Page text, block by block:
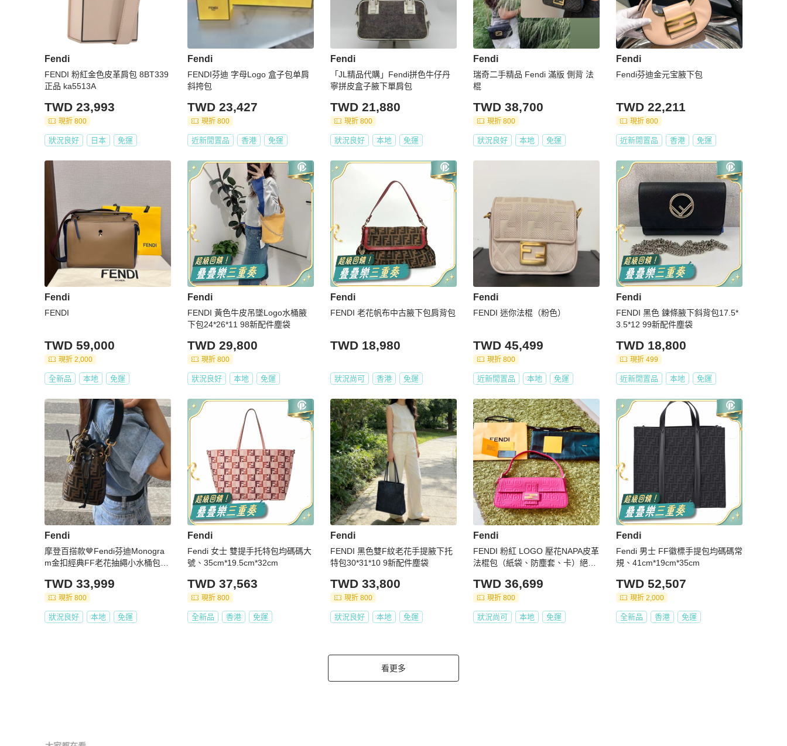
Fendi
FENDI 粉紅金色皮革肩包 8BT339
正品 ka5513A
TWD 23,993
現折 800
狀況良好 日本 免運
Fendi
FENDI芬迪 字母Logo 盒子包单肩
斜挎包
TWD 23,427
現折 800
近新閒置品 香港 免運
Fendi
「JL精品代購」Fendi拼色牛仔丹
寧拼皮盒子腋下單肩包
TWD 21,880
現折 800
狀況良好 本地 免運
Fendi
瑞奇二手精品 Fendi 滿版 側背 法
棍
TWD 38,700
現折 800
狀況良好 本地 免運
Fendi
Fendi芬迪金元宝腋下包
TWD 22,211
現折 800
近新閒置品 香港 免運
Fendi
FENDI
TWD 59,000
現折 2,000
全新品 本地 免運
Fendi
FENDI 黃色牛皮吊墜Logo水桶腋
下包24*26*11 98新配件塵袋
TWD 29,800
現折 800
狀況良好 本地 免運
Fendi
FENDI 老花帆布中古腋下包肩背包
TWD 18,980
狀況尚可 香港 免運
Fendi
FENDI 迷你法棍（粉色）
TWD 45,499
現折 800
近新閒置品 本地 免運
Fendi
FENDI 黑色 鍊條腋下斜背包17.5*
3.5*12 99新配件塵袋
TWD 18,800
現折 499
近新閒置品 本地 免運
Fendi
摩登百搭款🤎Fendi芬迪Monogra
m金扣經典FF老花抽繩小水桶包手
TWD 33,999
現折 800
狀況良好 本地 免運
Fendi
Fendi 女士 雙提手托特包均碼碼大
號、35cm*19.5cm*32cm
TWD 37,563
現折 800
全新品 香港 免運
Fendi
FENDI 黑色雙F紋老花手提腋下托
特包30*31*10 9新配件塵袋
TWD 33,800
現折 800
狀況良好 本地 免運
Fendi
FENDI 粉紅 LOGO 壓花NAPA皮革
法棍包（紙袋、防塵套、卡）絕版
TWD 36,699
現折 800
狀況尚可 本地 免運
Fendi
Fendi 男士 FF徽標手提包均碼碼常
規、41cm*19cm*35cm
TWD 52,507
現折 2,000
全新品 香港 免運
看更多